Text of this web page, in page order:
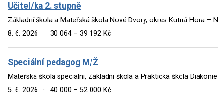
Učitel/ka 2. stupně
Základní škola a Mateřská škola Nové Dvory, okres Kutná Hora –
8. 6. 2026
· 30 064 – 39 192 Kč
Speciální pedagog M/Ž
Mateřská škola speciální, Základní škola a Praktická škola Diakonie
5. 6. 2026
· 40 000 – 52 000 Kč